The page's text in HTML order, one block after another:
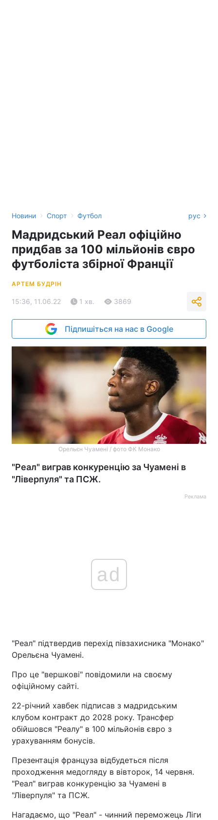
Новини › Спорт › Футбол рус
Мадридський Реал офіційно
придбав за 100 мільйонів євро
футболіста збірної Франції
АРТЕМ БУДРІН
15:36, 11.06.22 1 хв. 3869
Підпишіться на нас в Google
Орельєн Чуамені / фото ФК Монако
"Реал" виграв конкуренцію за Чуамені в
"Ліверпуля" та ПСЖ.
Реклама
ad
"Реал" підтвердив перехід півзахисника "Монако"
Орельєна Чуамені.
Про це "вершкові" повідомили на своєму
офіційному сайті.
22-річний хавбек підписав з мадридським
клубом контракт до 2028 року. Трансфер
обійшовся "Реалу" в 100 мільйонів євро з
урахуванням бонусів.
Презентація француза відбудеться після
проходження медогляду в вівторок, 14 червня.
"Реал" виграв конкуренцію за Чуамені в
"Ліверпуля" та ПСЖ.
Нагадаємо, що "Реал" - чинний переможець Ліги